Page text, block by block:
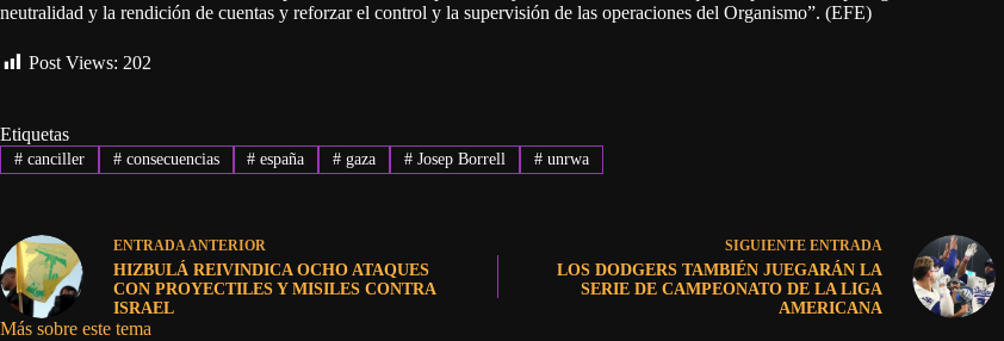
neutralidad y la rendición de cuentas y reforzar el control y la supervisión de las operaciones del Organismo”. (EFE)
Post Views: 202
Etiquetas
#canciller #consecuencias # españa # gaza # Josep Borrell #unrwa
ENTRADAANTERIOR
HIZBULÁ REIVINDICA OCHO ATAQUES
CON PROYECTILES Y MISILES CONTRA
ISRAEL
SIGUIENTE ENTRADA
LOS DODGERS TAMBIÉN JUEGARÁN LA
SERIE DE CAMPEONATO DE LA LIGA
AMERICANA
Más sobre este tema